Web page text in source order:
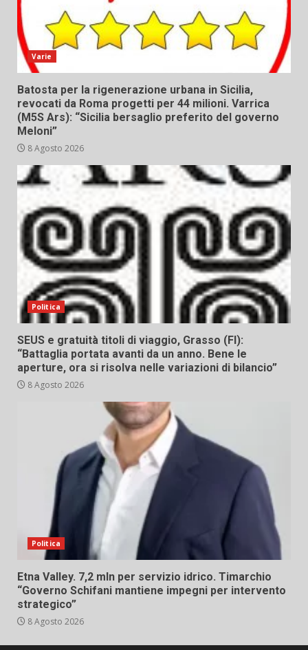
Varie
Batosta per la rigenerazione urbana in Sicilia,
revocati da Roma progetti per 44 milioni. Varrica
(M5S Ars): “Sicilia bersaglio preferito del governo
Meloni”
8 Agosto 2026
Politica
SEUS e gratuità titoli di viaggio, Grasso (FI):
“Battaglia portata avanti da un anno. Bene le
aperture, ora si risolva nelle variazioni di bilancio”
8 Agosto 2026
Politica
Etna Valley. 7,2 mln per servizio idrico. Timarchio
“Governo Schifani mantiene impegni per intervento
strategico”
8 Agosto 2026